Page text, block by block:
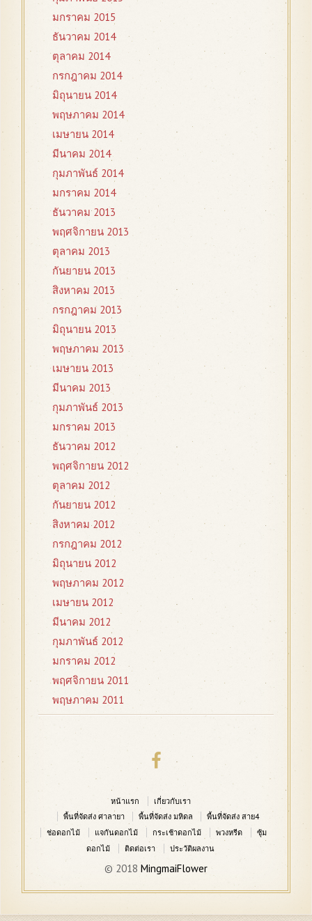
มกราคม 2015
ธันวาคม 2014
ตุลาคม 2014
กรกฎาคม 2014
มิถุนายน 2014
พฤษภาคม 2014
เมษายน 2014
มีนาคม 2014
กุมภาพันธ์ 2014
มกราคม 2014
ธันวาคม 2013
พฤศจิกายน 2013
ตุลาคม 2013
กันยายน 2013
สิงหาคม 2013
กรกฎาคม 2013
มิถุนายน 2013
พฤษภาคม 2013
เมษายน 2013
มีนาคม 2013
กุมภาพันธ์ 2013
มกราคม 2013
ธันวาคม 2012
พฤศจิกายน 2012
ตุลาคม 2012
กันยายน 2012
สิงหาคม 2012
กรกฎาคม 2012
มิถุนายน 2012
พฤษภาคม 2012
เมษายน 2012
มีนาคม 2012
กุมภาพันธ์ 2012
มกราคม 2012
พฤศจิกายน 2011
พฤษภาคม 2011
หน้าแรก
เกี่ยวกับเรา
พื้นที่จัดส่ง ศาลายา
พื้นที่จัดส่ง มหิดล
พื้นที่จัดส่ง สาย4
ช่อดอกไม้
แจกันดอกไม้ กระเช้าดอกไม้ พวงหรีด
ซุ้ม
ดอกไม้
ติดต่อเรา ประวัติผลงาน
© 2018 MingmaiFlower